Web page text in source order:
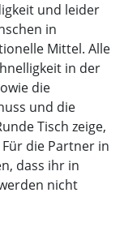
und leider
in
Mittel. Alle
in der
die
und die
Tisch zeige,
die Partner in
dass ihr in
nicht